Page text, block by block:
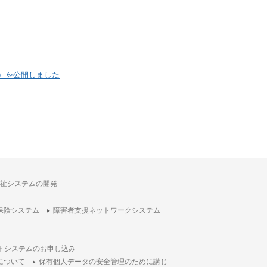
を公開しました
システムの開発
険システム 障害者支援ネットワークシステム
システムのお申し込み
ついて 保有個人データの安全管理のために講じ